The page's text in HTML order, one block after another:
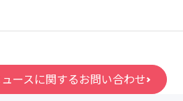
ースに関するお問い合わせ